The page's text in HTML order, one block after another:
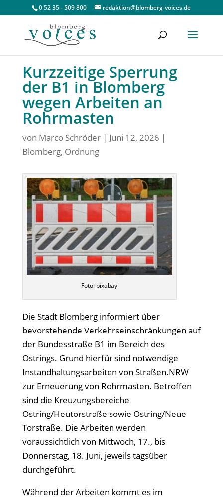
0 52 35 - 509 800 redaktion@blomberg-voices.de
Kurzzeitige Sperrung
der B1 in Blomberg
wegen Arbeiten an
Rohrmasten
von Marco Schröder| Juni 12, 2026 |
Blomberg, Ordnung
Foto: pixabay
Die Stadt Blomberg informiert über
bevorstehende Verkehrseinschränkungen auf
der Bundesstraße B1 im Bereich des
Ostrings. Grund hierfür sind notwendige
Instandhaltungsarbeiten von Straßen.NRW
zur Erneuerung von Rohrmasten. Betroffen
sind die Kreuzungsbereiche
Ostring/Heutorstraße sowie Ostring/Neue
Torstraße. Die Arbeiten werden
voraussichtlich von Mittwoch, 17., bis
Donnerstag, 18. Juni, jeweils tagsüber
durchgeführt.
Während der Arbeiten kommt es im